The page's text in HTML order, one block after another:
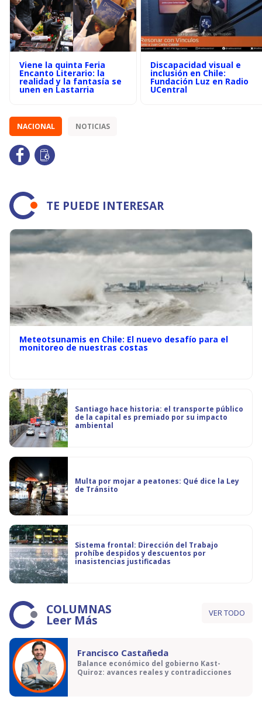
Viene la quinta Feria
Encanto Literario: la
realidad y la fantasía se
unen en Lastarria
Discapacidad visual e
inclusión en Chile:
Fundación Luz en Radio
UCentral
NACIONAL NOTICIAS
TE PUEDE INTERESAR
Meteotsunamis en Chile: El nuevo desafío para el
monitoreo de nuestras costas
Santiago hace historia: el transporte público
de la capital es premiado por su impacto
ambiental
Multa por mojar a peatones: Qué dice la Ley
de Tránsito
Sistema frontal: Dirección del Trabajo
prohíbe despidos y descuentos por
inasistencias justificadas
COLUMNAS
Leer Más VER TODO
Francisco Castañeda
Balance económico del gobierno Kast-
Quiroz: avances reales y contradicciones